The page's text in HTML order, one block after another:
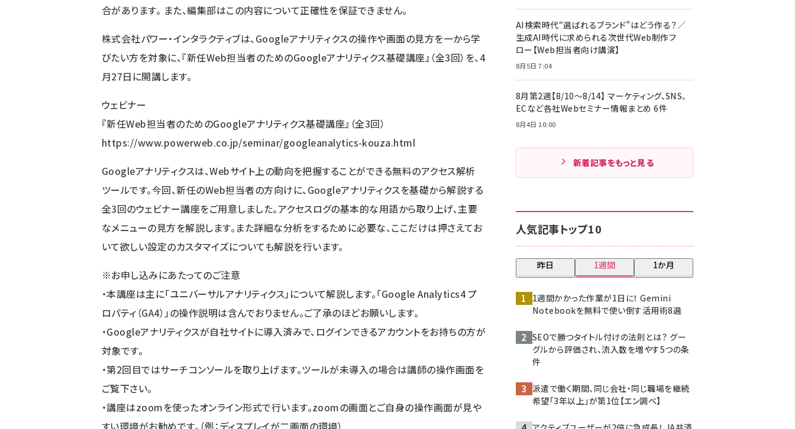
合があります。 また、編集部はこの内容について正確性を保証できません。
株式会社パワー・インタラクティブは、Googleアナリティクスの操作や画面の見方を一から学
びたい方を対象に、『新任Web担当者のためのGoogleアナリティクス基礎講座』（全3回）を、4
月27日に開講します。
ウェビナー
『新任Web担当者のためのGoogleアナリティクス基礎講座』（全3回）
https://www.powerweb.co.jp/seminar/googleanalytics-kouza.html
Googleアナリティクスは、Webサイト上の動向を把握することができる無料のアクセス解析
ツールです。今回、新任のWeb担当者の方向けに、Googleアナリティクスを基礎から解説する
全3回のウェビナー講座をご用意しました。アクセスログの基本的な用語から取り上げ、主要
なメニューの見方を解説します。また詳細な分析をするために必要な、ここだけは押さえてお
いて欲しい設定のカスタマイズについても解説を行います。
※お申し込みにあたってのご注意
・本講座は主に「ユニバーサルアナリティクス」について解説します。「Google Analytics4 プ
ロパティ（GA4）」の操作説明は含んでおりません。ご了承のほどお願いします。
・Googleアナリティクスが自社サイトに導入済みで、ログインできるアカウントをお持ちの方が
対象です。
・第2回目ではサーチコンソールを取り上げます。ツールが未導入の場合は講師の操作画面を
ご覧下さい。
・講座はzoomを使ったオンライン形式で行います。zoomの画面とご自身の操作画面が見や
すい環境がお勧めです。（例：ディスプレイが二画面の環境）
AI検索時代“選ばれるブランド”はどう作る？／
生成AI時代に求められる次世代Web制作フ
ロー【Web担当者向け講演】
8月5日 7:04
8月第2週【8/10～8/14】 マーケティング、SNS、
ECなど各社Webセミナー情報まとめ 6件
8月4日 10:00
新着記事をもっと見る
人気記事トップ10
昨日 1週間 1か月
1週間かかった作業が1日に！ Gemini
Notebookを無料で使い倒す活用術8選
SEOで勝つタイトル付けの法則とは？ グー
グルから評価され、流入数を増やす5つの条
件
派遣で働く期間、同じ会社・同じ職場を継続
希望「3年以上」が第1位【エン調べ】